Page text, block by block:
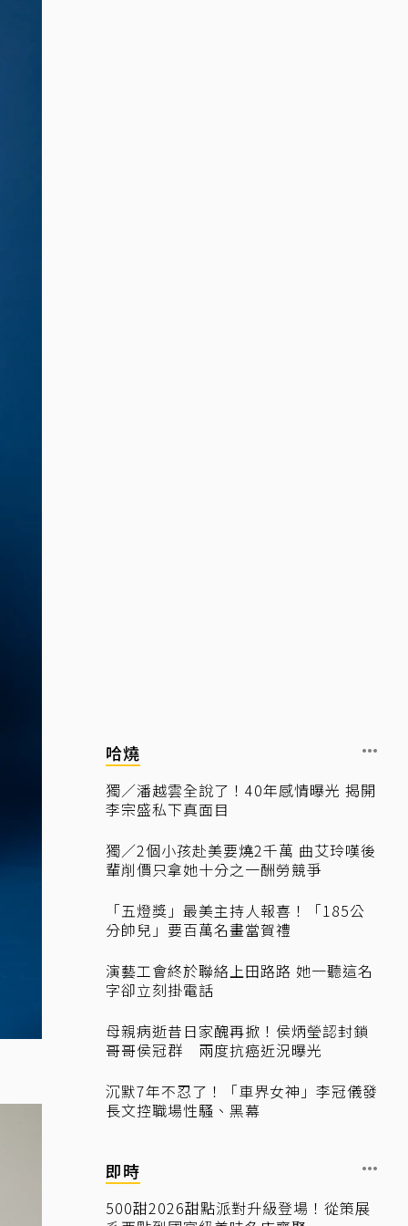
哈燒
獨／潘越雲全說了！40年感情曝光 揭開
李宗盛私下真面目
獨／2個小孩赴美要燒2千萬 曲艾玲嘆後
輩削價只拿她十分之一酬勞競爭
「五燈獎」最美主持人報喜！「185公
分帥兒」要百萬名畫當賀禮
演藝工會終於聯絡上田路路 她一聽這名
字卻立刻掛電話
母親病逝昔日家醜再掀！侯炳瑩認封鎖
哥哥侯冠群 兩度抗癌近況曝光
沉默7年不忍了！「車界女神」李冠儀發
長文控職場性騷、黑幕
即時
500甜2026甜點派對升級登場！從策展